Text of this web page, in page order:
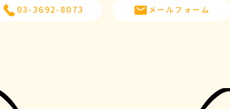
03-3692-8073 メールフォーム